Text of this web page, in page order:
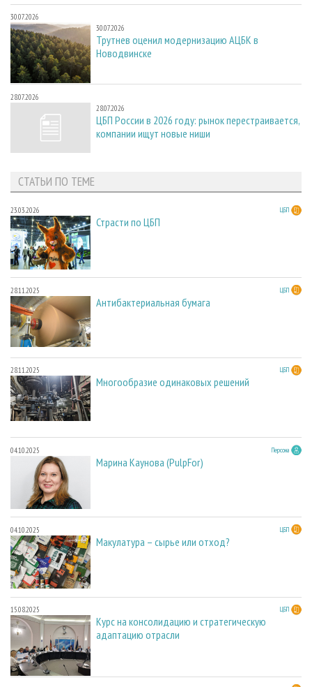
30.07.2026
30.07.2026
Трутнев оценил модернизацию АЦБК в
Новодвинске
28.07.2026
28.07.2026
ЦБП России в 2026 году: рынок перестраивается,
компании ищут новые ниши
СТАТЬИ ПО ТЕМЕ
23.03.2026 ЦБП
Страсти по ЦБП
28.11.2025 ЦБП
Антибактериальная бумага
28.11.2025 ЦБП
Многообразие одинаковых решений
04.10.2025 Персона
Марина Каунова (PulpFor)
04.10.2025 ЦБП
Макулатура – сырье или отход?
15.08.2025 ЦБП
Курс на консолидацию и стратегическую
адаптацию отрасли